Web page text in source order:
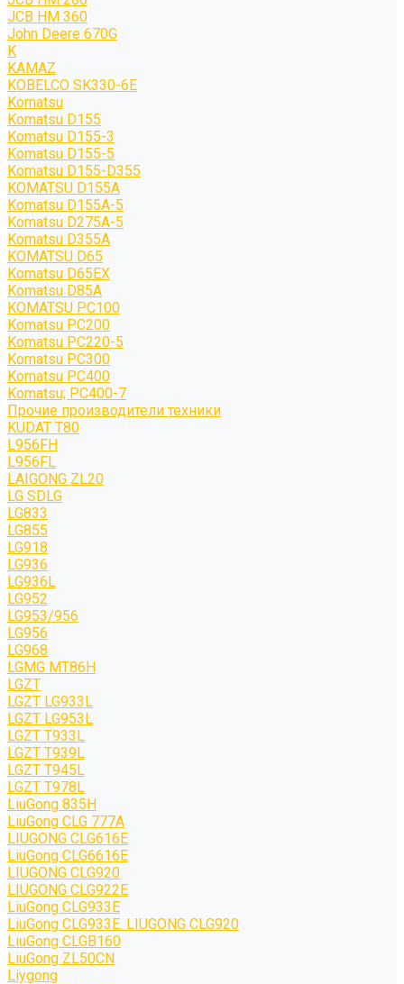
JCB HM 360
John Deere 670G
K
KAMAZ
KOBELCO SK330-6E
Komatsu
Komatsu D155
Komatsu D155-3
Komatsu D155-5
Komatsu D155-D355
KOMATSU D155A
Komatsu D155A-5
Komatsu D275A-5
Komatsu D355A
KOMATSU D65
Komatsu D65EX
Komatsu D85A
KOMATSU PC100
Komatsu PC200
Komatsu PC220-5
Komatsu PC300
Komatsu PC400
Komatsu; PC400-7
Прочие производители техники
KUDAT T80
L956FH
L956FL
LAIGONG ZL20
LG SDLG
LG833
LG855
LG918
LG936
LG936L
LG952
LG953/956
LG956
LG968
LGMG MT86H
LGZT
LGZT LG933L
LGZT LG953L
LGZT T933L
LGZT T939L
LGZT T945L
LGZT T978L
LiuGong 835H
LiuGong CLG 777A
LIUGONG CLG616E
LiuGong CLG6616E
LIUGONG CLG920
LIUGONG CLG922E
LiuGong CLG933E
LiuGong CLG933E. LIUGONG CLG920
LiuGong CLGB160
LiuGong ZL50CN
Liygong